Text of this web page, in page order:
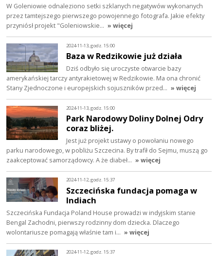
W Goleniowie odnaleziono setki szklanych negatywów wykonanych
przez tamtejszego pierwszego powojennego fotografa. Jakie efekty
przyniósł projekt "Goleniowskie… » więcej
2024-11-13, godz. 15:00
Baza w Redzikowie już działa
Dziś odbyło się uroczyste otwarcie bazy
amerykańskiej tarczy antyrakietowej w Redzikowie. Ma ona chronić
Stany Zjednoczone i europejskich sojuszników przed… » więcej
2024-11-13, godz. 15:00
Park Narodowy Doliny Dolnej Odry
coraz bliżej.
Jest już projekt ustawy o powołaniu nowego
parku narodowego, w pobliżu Szczecina. By trafił do Sejmu, muszą go
zaakceptować samorządowcy. A że diabeł… » więcej
2024-11-12, godz. 15:37
Szczecińska fundacja pomaga w
Indiach
Szczecińska Fundacja Poland House prowadzi w indyjskim stanie
Bengal Zachodni, pierwszy rodzinny dom dziecka. Dlaczego
wolontariusze pomagają właśnie tam i… » więcej
2024-11-12, godz. 15:37